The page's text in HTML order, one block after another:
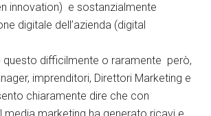
innovation) e sostanzialmente
digitale dell’azienda (digital
difficilmente o raramente però,
imprenditori, Direttori Marketing e
chiaramente dire che con